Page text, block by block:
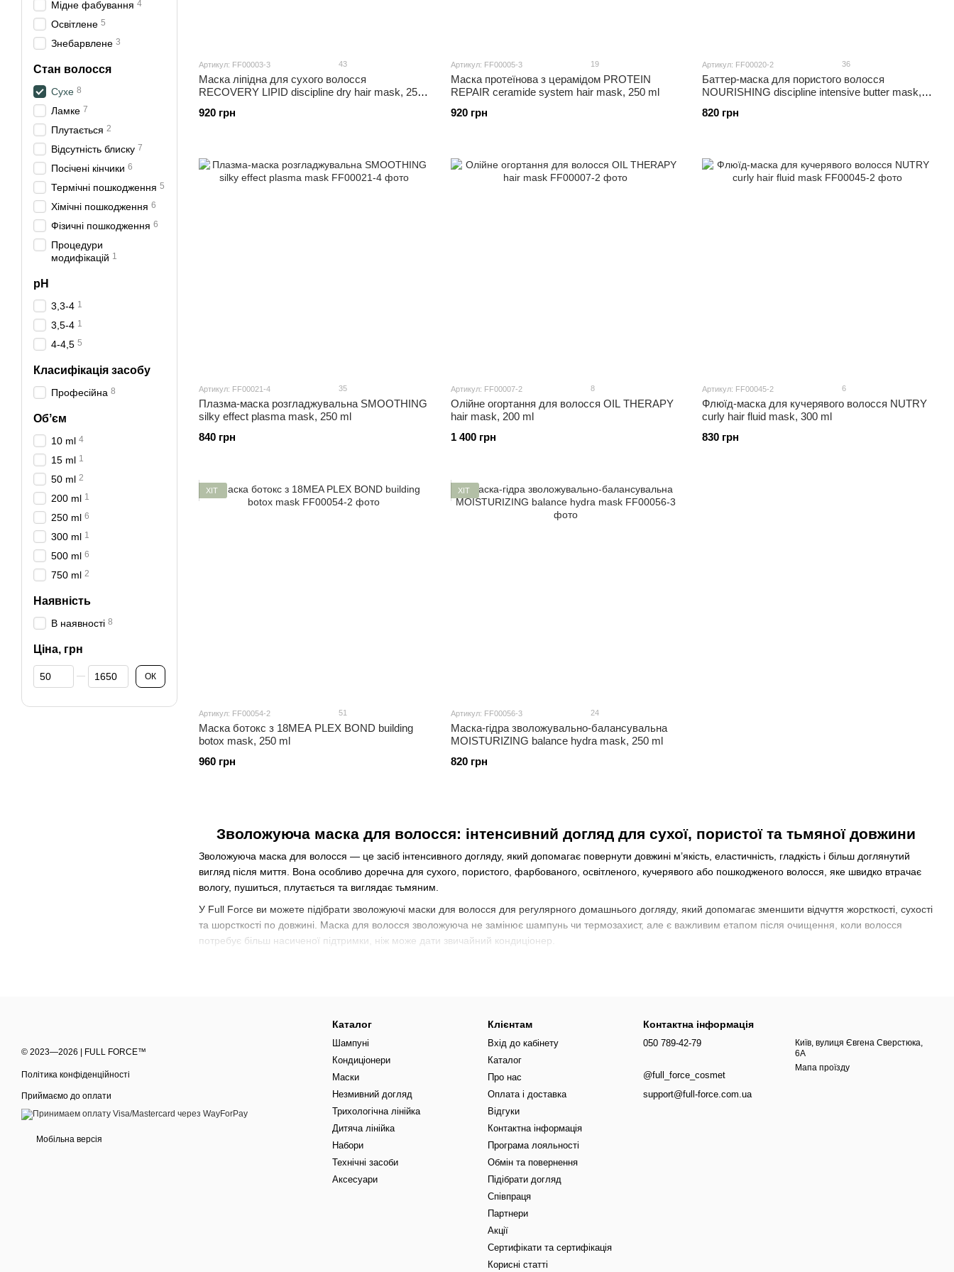
Зволожуюча маска для волосся: інтенсивний догляд для сухої, пористої та тьмяної довжини
Зволожуюча маска для волосся — це засіб інтенсивного догляду, який допомагає повернути довжині м’якість, еластичність, гладкість і більш доглянутий
вигляд після миття. Вона особливо доречна для сухого, пористого, фарбованого, освітленого, кучерявого або пошкодженого волосся, яке швидко втрачає
вологу, пушиться, плутається та виглядає тьмяним.
У Full Force ви можете підібрати зволожуючі маски для волосся для регулярного домашнього догляду, який допомагає зменшити відчуття жорсткості, сухості
та шорсткості по довжині. Маска для волосся зволожуюча не замінює шампунь чи термозахист, але є важливим етапом після очищення, коли волосся
потребує більш насиченої підтримки, ніж може дати звичайний кондиціонер.
повітря в опалювальний сезон.
Ознаки, що волоссю бракує зволоження
Зволожувальна маска для волосся буде доречною, якщо ви помічаєте:
пухнастість, пористість і нерівну текстуру;
тьмяний вигляд без природного блиску;
сплутування волосся під час розчісування;
сухі кінчики та ламкість на вигляд;
Волосся по довжині не отримує вологу так само, як шкіра голови, тому воно швидше реагує на зовнішні фактори. Якщо довжина пересушена, вона гірше
Артикул: FF00003-3 43
Маска ліпідна для сухого волосся
RECOVERY LIPID discipline dry hair mask, 250
920 грн
Артикул: FF00005-3 19
Маска протеїнова з церамідом PROTEIN
REPAIR ceramide system hair mask, 250 ml
920 грн
Артикул: FF00020-2 36
Баттер-маска для пористого волосся
NOURISHING discipline intensive butter mask,
820 грн
Артикул: FF00021-4 35
Плазма-маска розгладжувальна SMOOTHING
silky effect plasma mask, 250 ml
840 грн
Артикул: FF00007-2 8
Олійне огортання для волосся OIL THERAPY
hair mask, 200 ml
1 400 грн
Артикул: FF00045-2 6
Флюїд-маска для кучерявого волосся NUTRY
curly hair fluid mask, 300 ml
830 грн
ХІТ
Артикул: FF00054-2 51
Маска ботокс з 18MEA PLEX BOND building
botox mask, 250 ml
960 грн
ХІТ
Артикул: FF00056-3 24
Маска-гідра зволожувально-балансувальна
MOISTURIZING balance hydra mask, 250 ml
820 грн
Мідне фабування 4
Освітлене 5
Знебарвлене 3
Стан волосся
Сухе 8
Ламке 7
Плутається 2
Відсутність блиску 7
Посічені кінчики 6
Термічні пошкодження 5
Хімічні пошкодження 6
Фізичні пошкодження 6
Процедури
модифікацій 1
pH
3,3-4 1
3,5-4 1
4-4,5 5
Класифікація засобу
Професійна 8
Обʼєм
10 ml 4
15 ml 1
50 ml 2
200 ml 1
250 ml 6
300 ml 1
500 ml 6
750 ml 2
Наявність
В наявності 8
Ціна, грн
Від Ціна, грн
До Ціна, грн ОК
© 2023—2026 | FULL FORCE™
Політика конфіденційності
Приймаємо до оплати
Мобільна версія
Каталог
Шампуні
Кондиціонери
Маски
Незмивний догляд
Трихологічна лінійка
Дитяча лінійка
Набори
Технічні засоби
Аксесуари
Клієнтам
Вхід до кабінету
Каталог
Про нас
Оплата і доставка
Відгуки
Контактна інформація
Програма лояльності
Обмін та повернення
Підібрати догляд
Співпраця
Партнери
Акції
Сертифікати та сертифікація
Корисні статті
Контактна інформація
050 789-42-79
@full_force_cosmet
support@full-force.com.ua
Київ, вулиця Євгена Сверстюка,
6А
Мапа проїзду